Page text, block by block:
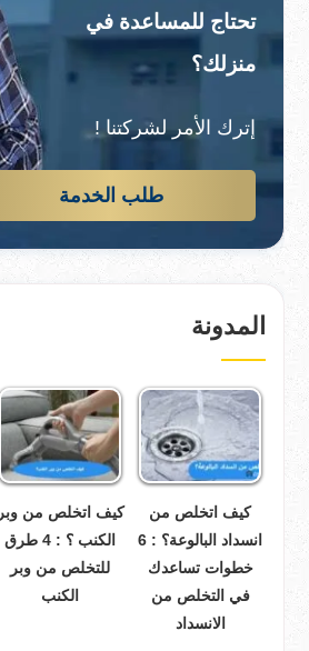
تحتاج للمساعدة في
منزلك؟
إترك الأمر لشركتنا !
طلب الخدمة
المدونة
كيف اتخلص من
انسداد البالوعة؟ : 6
خطوات تساعدك
في التخلص من
الانسداد
كيف اتخلص من وبر
الكنب ؟ : 4 طرق
للتخلص من وبر
الكنب